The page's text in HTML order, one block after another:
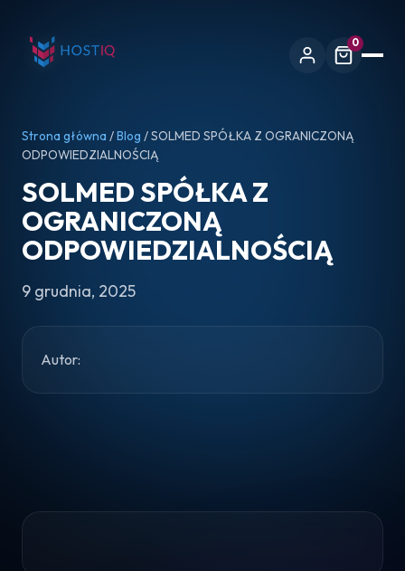
0
Strona główna /Blog / SOLMED SPÓŁKA Z OGRANICZONĄ
ODPOWIEDZIALNOŚCIĄ
SOLMED SPÓŁKA Z
OGRANICZONĄ
ODPOWIEDZIALNOŚCIĄ
9 grudnia, 2025
Autor: